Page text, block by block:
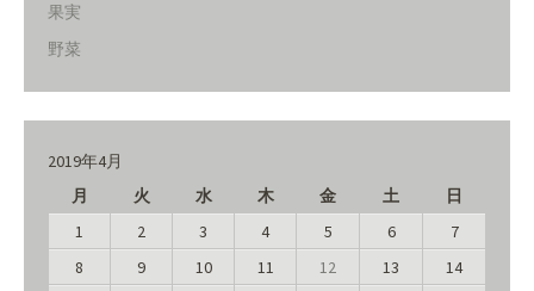
果実
野菜
2019年4月
月
火 水 木 金 土 日
1 2 3 4 5 6
7
8
9 10 11 12 13
14